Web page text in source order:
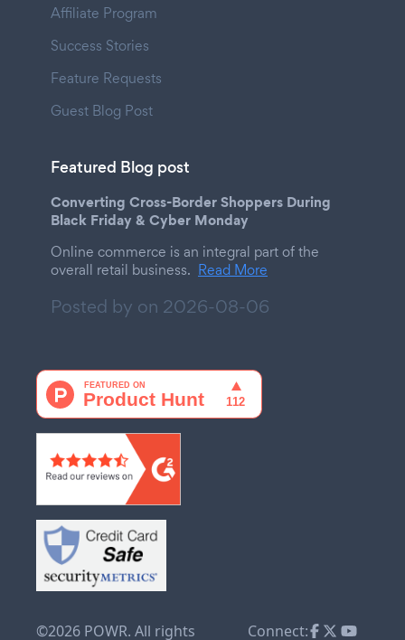
Affiliate Program
Success Stories
Feature Requests
Guest Blog Post
Featured Blog post
Converting Cross-Border Shoppers During
Black Friday & Cyber Monday
Online commerce is an integral part of the
overall retail business. Read More
Posted by on 2026-08-06
©2026 POWR. All rights Connect: